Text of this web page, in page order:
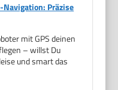
Navigation: Präzise
mit GPS deinen
– willst Du
und smart das